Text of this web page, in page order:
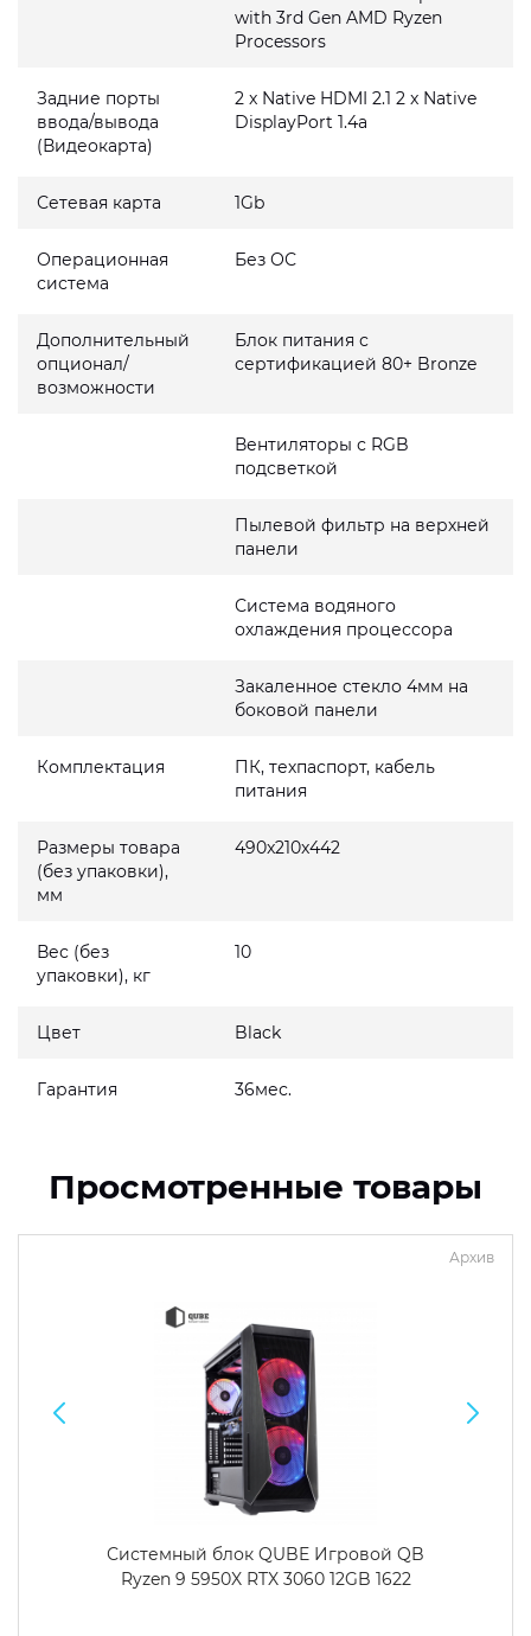
with 3rd Gen AMD Ryzen
Processors
Задние порты
ввода/вывода
(Видеокарта)
2 x Native HDMI 2.1 2 x Native
DisplayPort 1.4a
Сетевая карта 1Gb
Операционная
система
Без ОС
Дополнительный
опционал/
возможности
Блок питания с
сертификацией 80+ Bronze
Вентиляторы с RGB
подсветкой
Пылевой фильтр на верхней
панели
Система водяного
охлаждения процессора
Закаленное стекло 4мм на
боковой панели
Комплектация
ПК, техпаспорт, кабель
питания
Размеры товара
(без упаковки),
мм
490x210x442
Вес (без
упаковки), кг
10
Цвет Black
Гарантия 36мес.
Просмотренные товары
Архив
Системный блок QUBE Игровой QB
Ryzen 9 5950X RTX 3060 12GB 1622